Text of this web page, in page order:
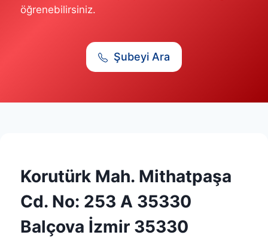
öğrenebilirsiniz.
Şubeyi Ara
Korutürk Mah. Mithatpaşa
Cd. No: 253 A 35330
Balçova İzmir 35330